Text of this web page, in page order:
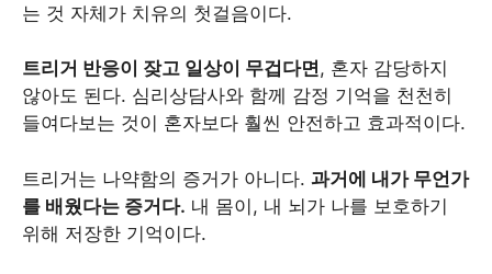
는 것 자체가 치유의 첫걸음이다.
트리거 반응이 잦고 일상이 무겁다면, 혼자 감당하지
않아도 된다. 심리상담사와 함께 감정 기억을 천천히
들여다보는 것이 혼자보다 훨씬 안전하고 효과적이다.
트리거는 나약함의 증거가 아니다. 과거에 내가 무언가
를 배웠다는 증거다. 내 몸이, 내 뇌가 나를 보호하기
위해 저장한 기억이다.